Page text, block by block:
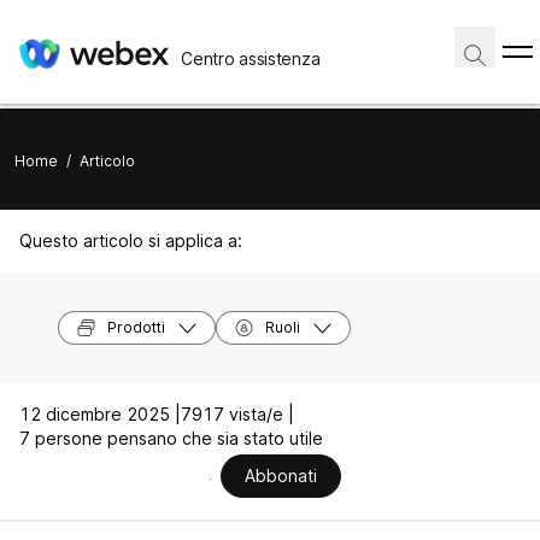
Centro assistenza
Home / Articolo
Questo articolo si applica a:
Prodotti Ruoli
12 dicembre 2025 | 7917 vista/e |
7 persone pensano che sia stato utile
Abbonati